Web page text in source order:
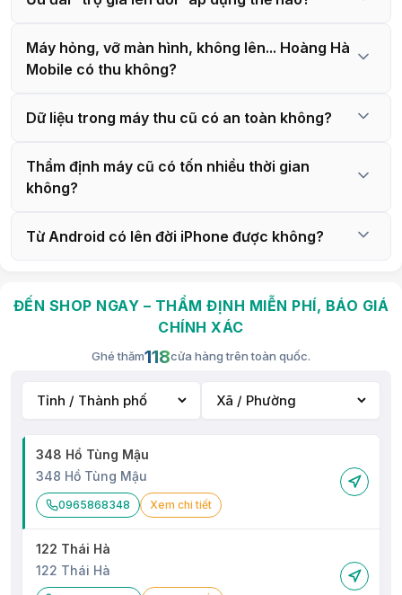
Hỗ trợ nhiều dòng máy nổi bật từ các thương hiệu lớn
iPhone: Từ các phiên bản cũ đến đời mới như
Samsung: Dòng Galaxy A, Galaxy S
Xiaomi: Các dòng Redmi, Mi và Poco
Và nhiều dòng điện thoại khác
Hỗ trợ đa dạng sản phẩm cho nhiều thương hiệu nổi
Apple
Dell
HP
Lenovo
MSI
GIGABYTE
Máy hỏng, vỡ màn hình, không lên... Hoàng Hà
Mobile có thu không?
Dữ liệu trong máy thu cũ có an toàn không?
Thẩm định máy cũ có tốn nhiều thời gian
không?
Từ Android có lên đời iPhone được không?
ĐẾN SHOP NGAY – THẨM ĐỊNH MIỄN PHÍ, BÁO GIÁ
CHÍNH XÁC
Ghé thăm118cửa hàng trên toàn quốc.
348 Hồ Tùng Mậu
348 Hồ Tùng Mậu
0965868348 Xem chi tiết
122 Thái Hà
122 Thái Hà